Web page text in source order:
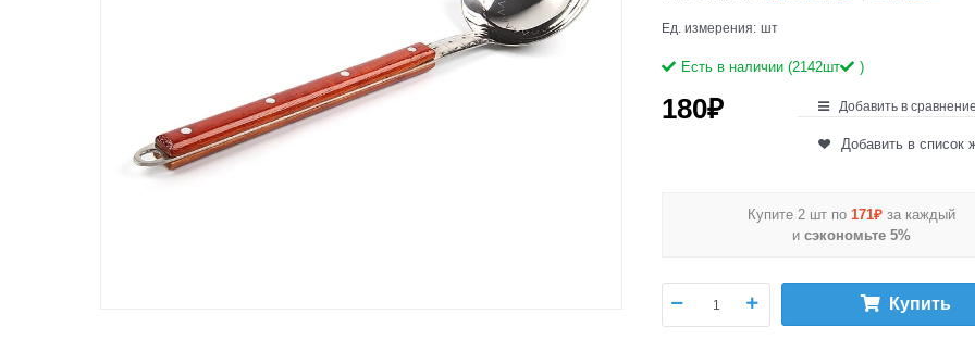
Ед. измерения: шт
Есть в наличии (2142шт )
180₽ Добавить в
Добавить в список
Купите 2 шт по 171₽за каждый
и сэкономьте 5%
Купить